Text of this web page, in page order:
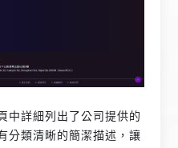
中詳細列出了公司提供的
分類清晰的簡潔描述，讓